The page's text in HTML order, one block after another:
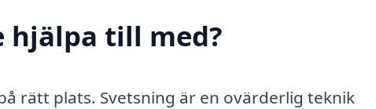
hjälpa till med?
rätt plats. Svetsning är en ovärderlig teknik